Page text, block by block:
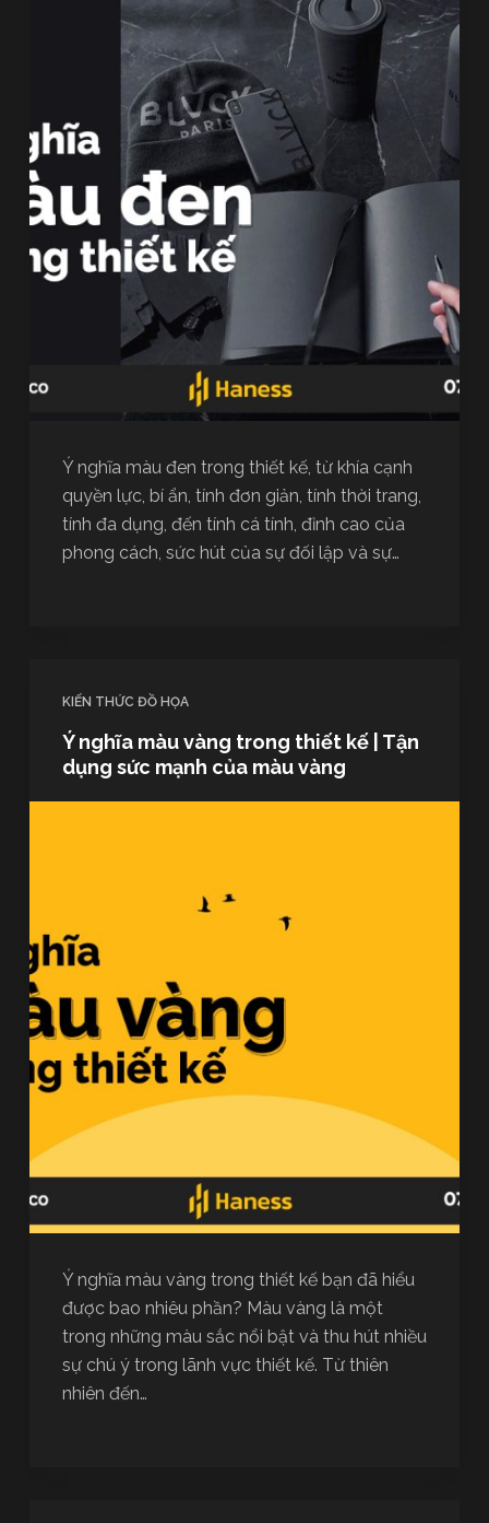
Ý nghĩa màu đen trong thiết kế, từ khía cạnh
quyền lực, bí ẩn, tính đơn giản, tính thời trang,
tính đa dụng, đến tính cá tính, đỉnh cao của
phong cách, sức hút của sự đối lập và sự…
KIẾN THỨC ĐỒ HỌA
Ý nghĩa màu vàng trong thiết kế | Tận
dụng sức mạnh của màu vàng
Ý nghĩa màu vàng trong thiết kế bạn đã hiểu
được bao nhiêu phần? Màu vàng là một
trong những màu sắc nổi bật và thu hút nhiều
sự chú ý trong lãnh vực thiết kế. Từ thiên
nhiên đến…